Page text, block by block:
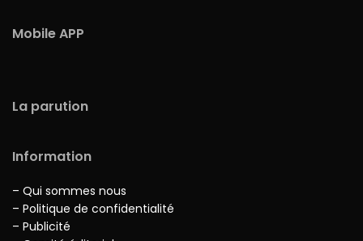
Mobile APP
La parution
Information
– Qui sommes nous
– Politique de confidentialité
– Publicité